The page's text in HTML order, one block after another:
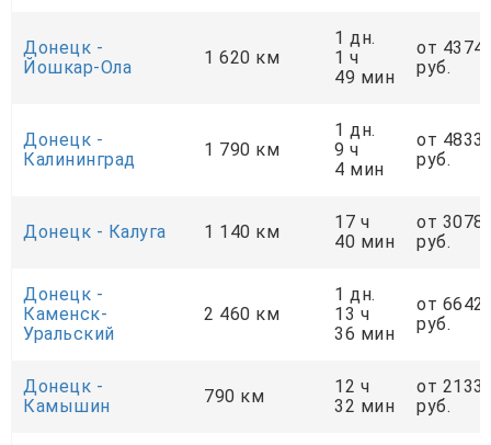
Донецк -
Йошкар-Ола
1 620 км
1 дн.
1 ч
49 мин
от
руб.
Донецк -
Калининград
1 790 км
1 дн.
9 ч
4 мин
от
руб.
Донецк - Калуга 1 140 км
17 ч
40 мин
от
руб.
Донецк -
Каменск-
Уральский
2 460 км
1 дн.
13 ч
36 мин
от
руб.
Донецк -
Камышин
790 км
12 ч
32 мин
от
руб.